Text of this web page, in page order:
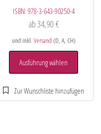
ISBN: 978-3-643-90250-4
ab34,90 €
und inkl. Versand (D, A, CH)
Ausführung wählen